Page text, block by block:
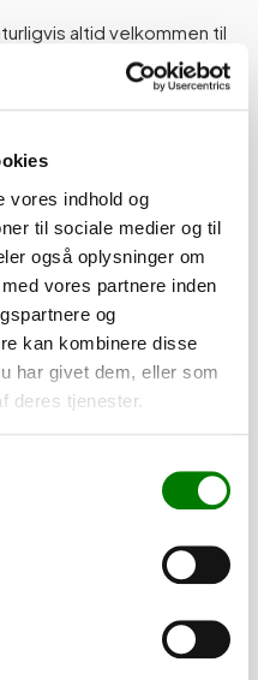
vores indhold og
til sociale medier og til
også oplysninger om
vores partnere inden
og
kan kombinere disse
har givet dem, eller som
deres tjenester.
altid velkommen til
dele er som standard
lignende leveres løst.
3.040,00kr.